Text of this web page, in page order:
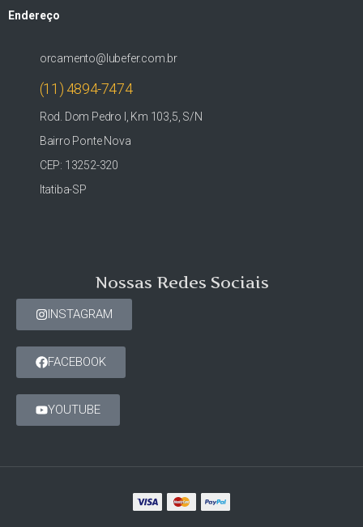
Endereço
orcamento@lubefer.com.br
(11) 4894-7474
Rod. Dom Pedro I, Km 103,5, S/N
Bairro Ponte Nova
CEP: 13252-320
Itatiba-SP
Nossas Redes Sociais
INSTAGRAM
FACEBOOK
YOUTUBE